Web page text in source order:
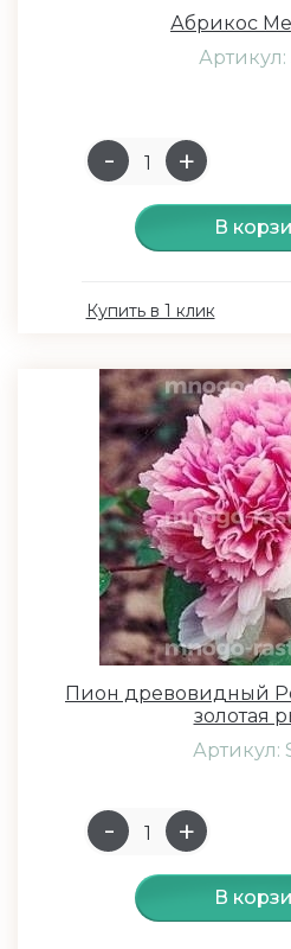
Абрикос
Артикул:
В
Купить в 1 клик
Пион древовидный
золотая
Артикул:
В